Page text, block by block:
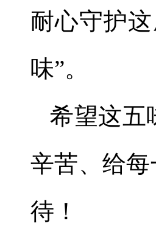
耐心守护
味”。
希望这五
辛苦、给
待！